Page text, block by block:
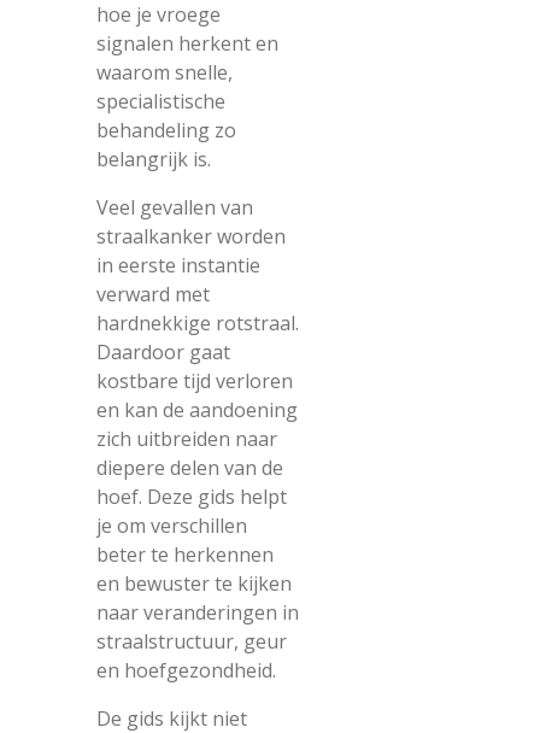
hoe je vroege
signalen herkent en
waarom snelle,
specialistische
behandeling zo
belangrijk is.
Veel gevallen van
straalkanker worden
in eerste instantie
verward met
hardnekkige rotstraal.
Daardoor gaat
kostbare tijd verloren
en kan de aandoening
zich uitbreiden naar
diepere delen van de
hoef. Deze gids helpt
je om verschillen
beter te herkennen
en bewuster te kijken
naar veranderingen in
straalstructuur, geur
en hoefgezondheid.
De gids kijkt niet